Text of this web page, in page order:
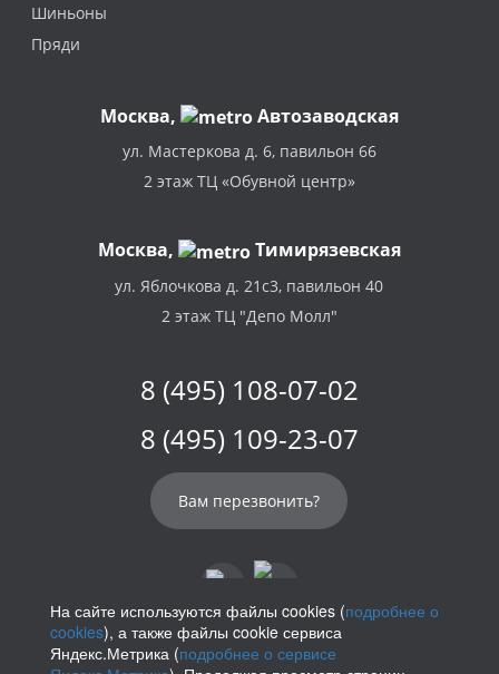
Шиньоны
Пряди
Москва, Автозаводская
ул. Мастеркова д. 6, павильон 66
2 этаж ТЦ «Обувной центр»
Москва, Тимирязевская
ул. Яблочкова д. 21с3, павильон 40
2 этаж ТЦ "Депо Молл"
8 (495) 108-07-02
8 (495) 109-23-07
Вам перезвонить?
info@parikof.ru
На сайте используются файлы cookies (подробнее о
cookies), а также файлы cookie сервиса
Яндекс.Метрика (подробнее о сервисе